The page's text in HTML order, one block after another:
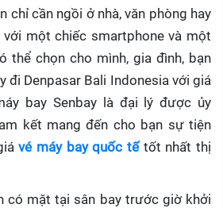
chỉ cần ngồi ở nhà, văn phòng hay
một chiếc smartphone và một
thể chọn cho mình, gia đình, bạn
đi Denpasar Bali Indonesia với giá
bay Senbay
là đại lý được ủy
kết mang đến cho bạn sự tiện
vé máy bay quốc tế tốt nhất thị
có mặt tại sân bay trước giờ khởi